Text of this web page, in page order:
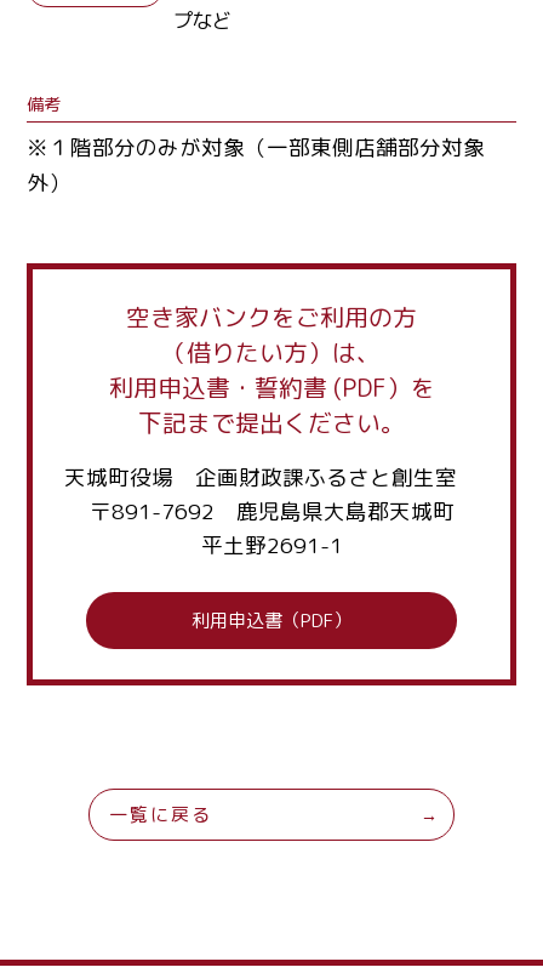
プなど
備考
※１階部分のみが対象（一部東側店舗部分対象
外）
空き家バンクをご利用の方
（借りたい方）は、
利用申込書・誓約書 (PDF）を
下記まで提出ください。
天城町役場 企画財政課ふるさと創生室
〒891-7692 鹿児島県大島郡天城町
平土野2691-1
利用申込書（PDF）
一覧に戻る